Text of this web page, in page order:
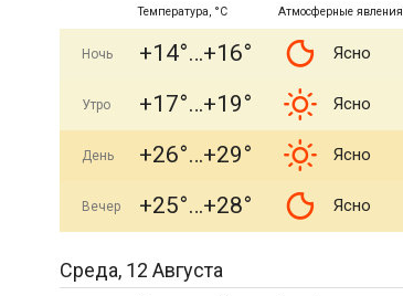
Температура, °C Атмосферные явления
Ночь +14° +16° Ясно
Утро +17° +19° Ясно
День +26° +29° Ясно
Вечер +25° +28° Ясно
Среда, 12 Августа